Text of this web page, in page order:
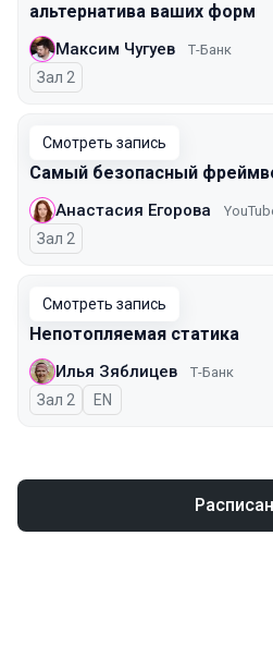
альтернатива ваших форм
Максим Чугуев Т-Банк
Зал 2
Смотреть запись
Самый безопасный
Анастасия Егорова
Зал 2
Смотреть запись
Непотопляемая статика
Илья Зяблицев Т-Банк
Зал 2 На английском языке
EN